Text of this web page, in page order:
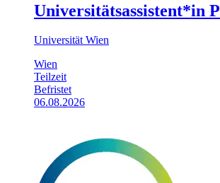
Universitätsassistent*in
Universität Wien
Wien
Teilzeit
Befristet
06.08.2026